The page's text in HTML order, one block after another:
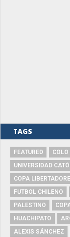
TAGS
FEATURED COLO
UNIVERSIDAD
COPA
FUTBOL CHILENO
PALESTINO
HUACHIPATO
ALEXIS SÁNCHEZ